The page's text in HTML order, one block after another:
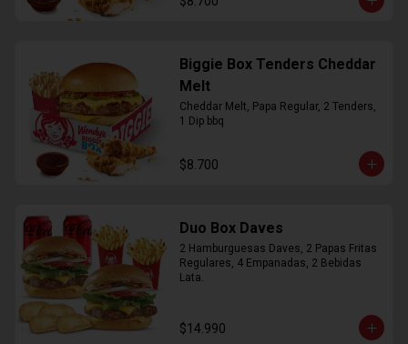
Biggie Box Tenders Cheddar
Melt
Cheddar Melt, Papa Regular, 2 Tenders,
1 Dip bbq
$8.700
Duo Box Daves
2 Hamburguesas Daves, 2 Papas Fritas
Regulares, 4 Empanadas, 2 Bebidas
Lata.
$14.990